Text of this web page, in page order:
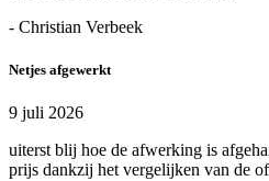
- Christian Verbeek
Netjes afgewerkt
9 juli 2026
uiterst blij hoe de afwerking is
prijs dankzij het vergelijken van de